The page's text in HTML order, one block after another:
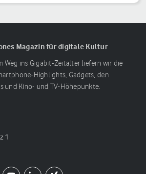
Magazin für digitale Kultur
Weg ins Gigabit-Zeitalter liefern wir die
Highlights, Gadgets, den
und Kino- und TV-Höhepunkte.
1